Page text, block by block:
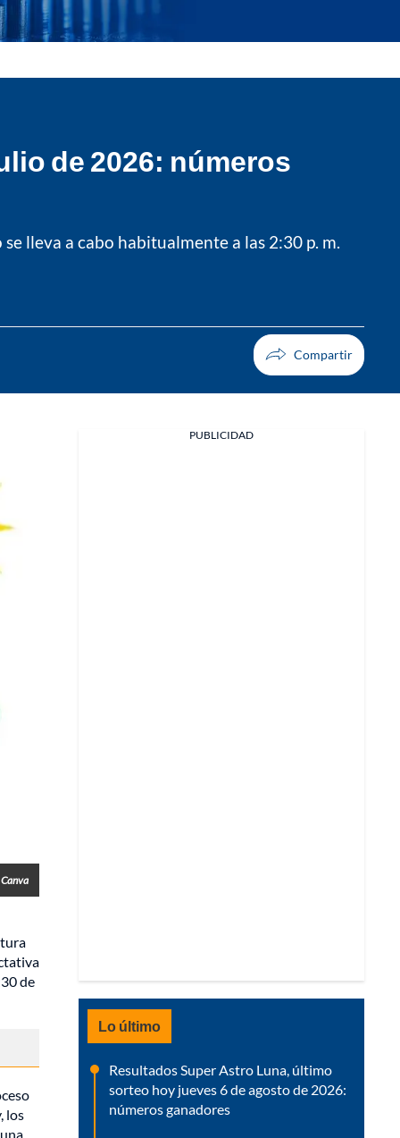
de 2026: números
lleva a cabo habitualmente a las 2:30 p. m.
de
los
PUBLICIDAD
Lo último
Resultados Super Astro Luna, último
sorteo hoy jueves 6 de agosto de 2026:
números ganadores